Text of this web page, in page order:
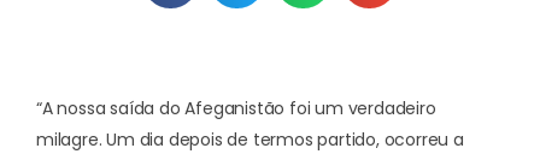
“A nossa saída do Afeganistão foi um verdadeiro
milagre. Um dia depois de termos partido, ocorreu a